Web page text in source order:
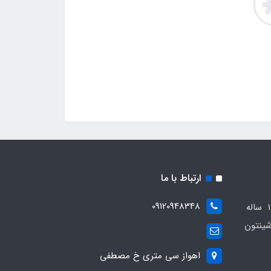
مجموعه مهدی اسپرت باسابقه 10 ساله
ارتباط با ما
09120948348
اهواز سی متری خ مصطفی